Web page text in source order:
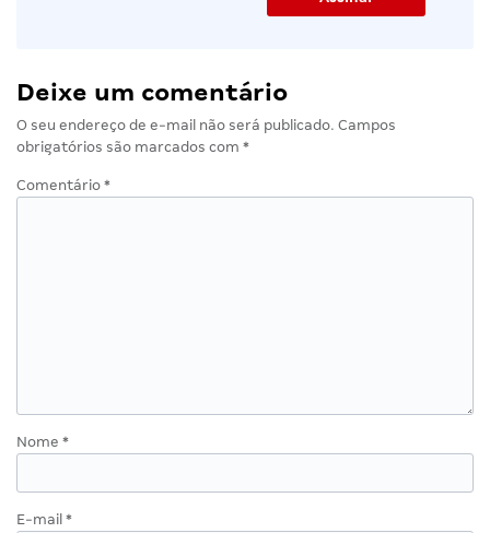
Deixe um comentário
O seu endereço de e-mail não será publicado. Campos
obrigatórios são marcados com *
Comentário *
Nome *
E-mail *